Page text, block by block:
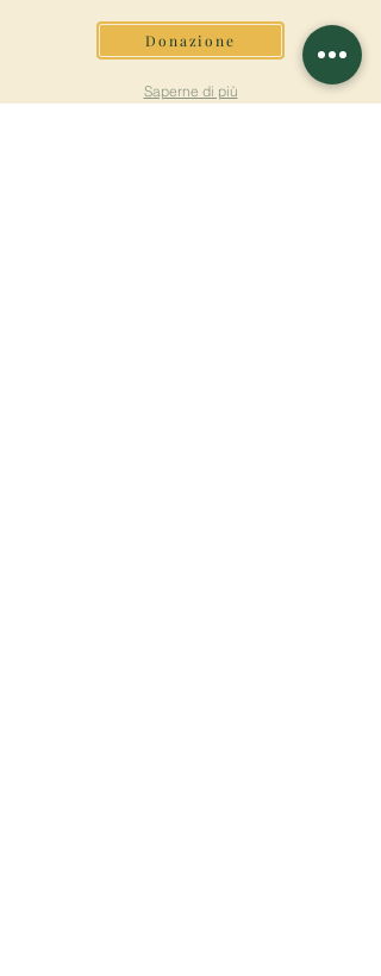
Donazione
Saperne di più